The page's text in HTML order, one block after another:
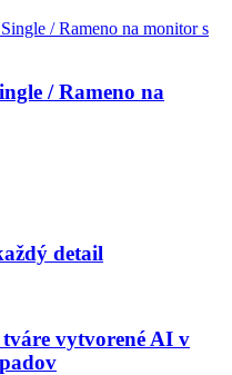
/ Rameno na
detail
vytvorené AI v